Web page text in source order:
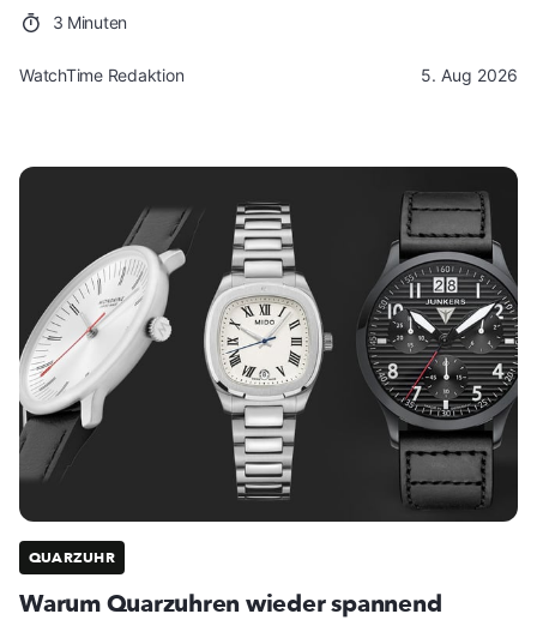
3 Minuten
WatchTime Redaktion 5. Aug 2026
QUARZUHR
Warum Quarzuhren wieder spannend